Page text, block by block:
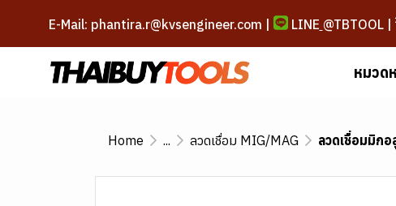
E-Mail: phantira.r@kvsengineer.com | LINE @TBTOOL|
หมวด
Home ... ลวดเชื่อม MIG/MAG ลวดเชื่อมมิก